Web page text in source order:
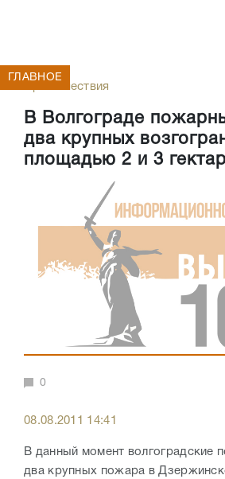
Происшествия
В Волгограде
два крупных
площадью 2 и 3
ГЛАВНОЕ
0
08.08.2011 14:41
В данный момент волгоградские
два крупных пожара в